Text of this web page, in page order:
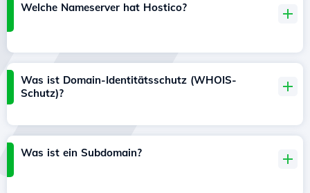
Welche Nameserver hat Hostico?
Was ist Domain-Identitätsschutz (WHOIS-
Schutz)?
Was ist ein Subdomain?